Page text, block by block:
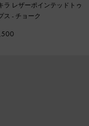
ラ レザーポインテッドトゥ
ス - チョーク